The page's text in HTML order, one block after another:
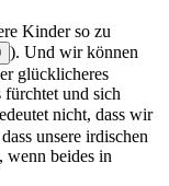
Kinder so zu
). Und wir können
glücklicheres
fürchtet und sich
nicht, dass wir
unsere irdischen
wenn beides in